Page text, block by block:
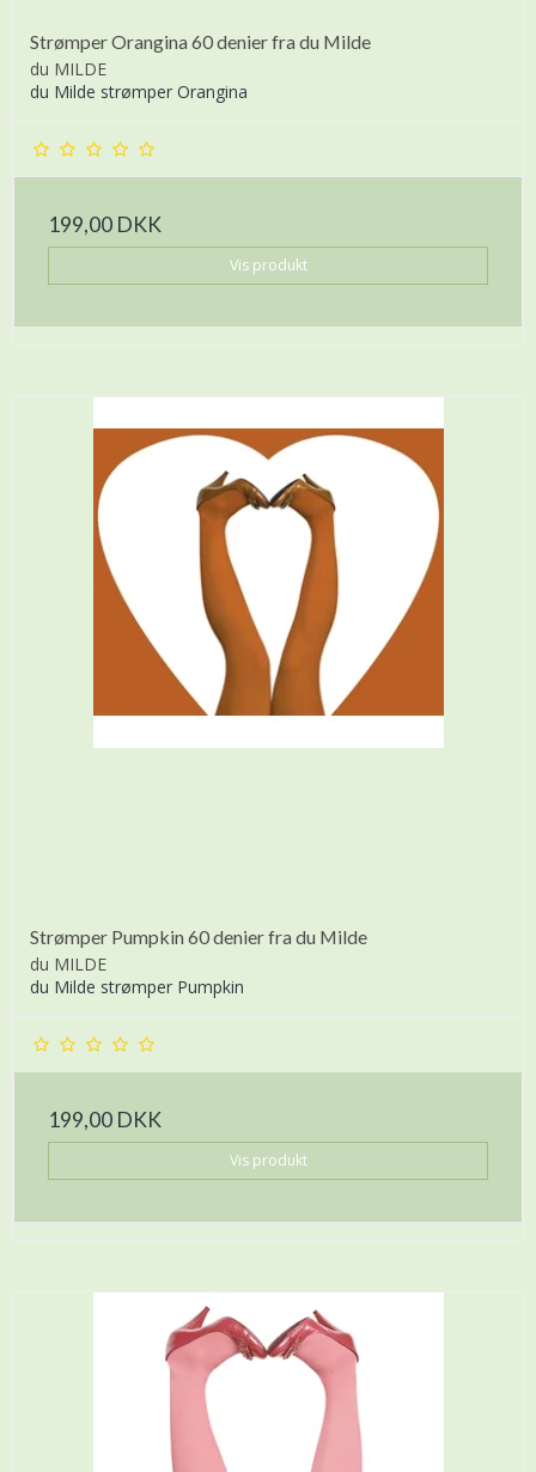
Strømper Orangina 60 denier fra du Milde
du MILDE
du Milde strømper Orangina
199,00 DKK
Vis produkt
Strømper Pumpkin 60 denier fra du Milde
du MILDE
du Milde strømper Pumpkin
199,00 DKK
Vis produkt